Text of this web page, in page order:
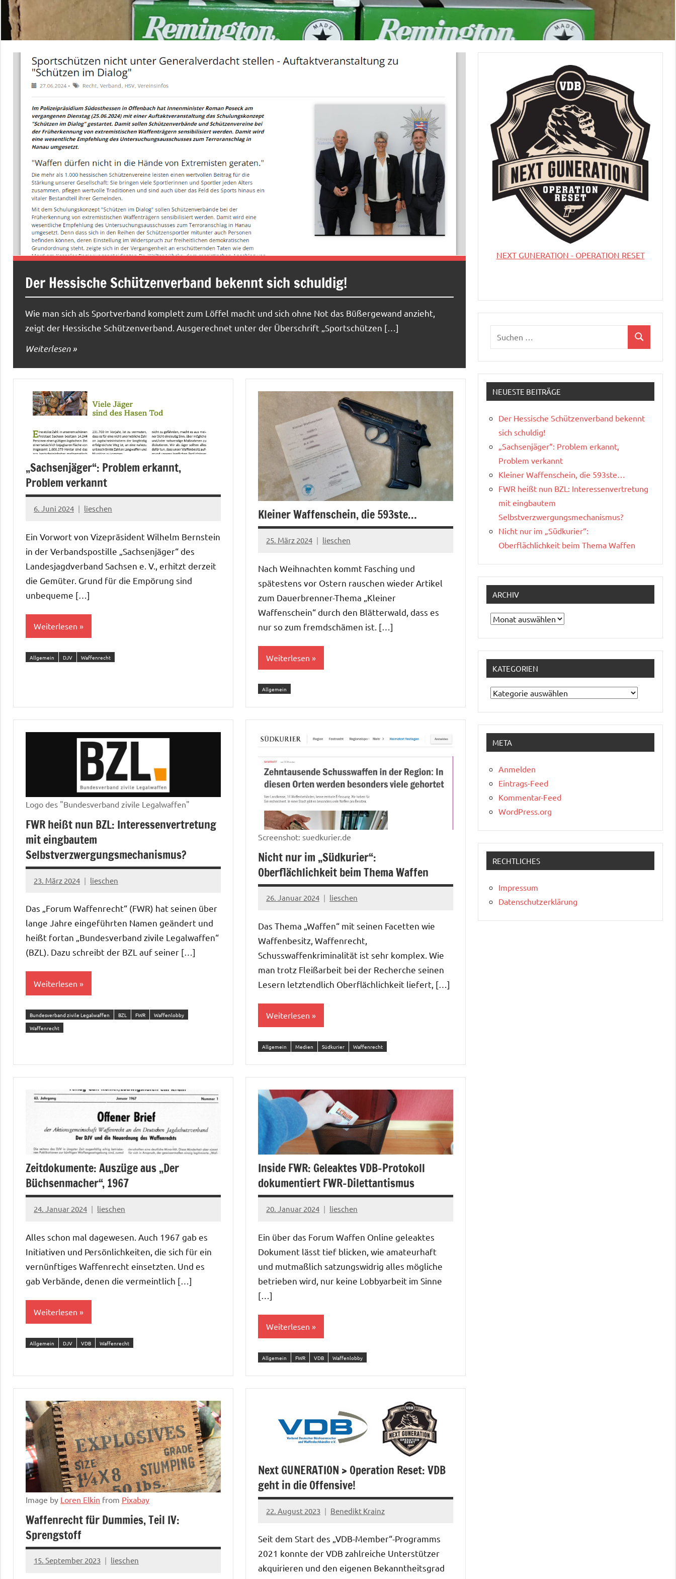
Der Hessische Schützenverband bekennt sich schuldig!
Wie man sich als Sportverband komplett zum Löffel macht und sich ohne Not das Büßergewand anzieht,
zeigt der Hessische Schützenverband. Ausgerechnet unter der Überschrift „Sportschützen […]
Weiterlesen
„Sachsenjäger“: Problem erkannt,
Problem verkannt
6. Juni 2024 lieschen
Ein Vorwort von Vizepräsident Wilhelm Bernstein
in der Verbandspostille „Sachsenjäger“ des
Landesjagdverband Sachsen e. V., erhitzt derzeit
die Gemüter. Grund für die Empörung sind
unbequeme […]
Weiterlesen
Allgemein DJV Waffenrecht
Kleiner Waffenschein, die 593ste…
25. März 2024 lieschen
Nach Weihnachten kommt Fasching und
spätestens vor Ostern rauschen wieder Artikel
zum Dauerbrenner-Thema „Kleiner
Waffenschein“ durch den Blätterwald, dass es
nur so zum fremdschämen ist. […]
Weiterlesen
Allgemein
Logo des "Bundesverband zivile Legalwaffen"
FWR heißt nun BZL: Interessenvertretung
mit eingbautem
Selbstverzwergungsmechanismus?
23. März 2024 lieschen
Das „Forum Waffenrecht“ (FWR) hat seinen über
lange Jahre eingeführten Namen geändert und
heißt fortan „Bundesverband zivile Legalwaffen“
(BZL). Dazu schreibt der BZL auf seiner […]
Weiterlesen
Bundesverband zivile Legalwaffen BZL FWR
Waffenlobby
Waffenrecht
Screenshot: suedkurier.de
Nicht nur im „Südkurier“:
Oberflächlichkeit beim Thema Waffen
26. Januar 2024 lieschen
Das Thema „Waffen“ mit seinen Facetten wie
Waffenbesitz, Waffenrecht,
Schusswaffenkriminalität ist sehr komplex. Wie
man trotz Fleißarbeit bei der Recherche seinen
Lesern letztendlich Oberflächlichkeit liefert, […]
Weiterlesen
Allgemein Medien Südkurier Waffenrecht
Zeitdokumente: Auszüge aus „Der
Büchsenmacher“, 1967
24. Januar 2024 lieschen
Alles schon mal dagewesen. Auch 1967 gab es
Initiativen und Persönlichkeiten, die sich für ein
vernünftiges Waffenrecht einsetzten. Und es
gab Verbände, denen die vermeintlich […]
Weiterlesen
Allgemein DJV VDB Waffenrecht
Inside FWR: Geleaktes VDB-Protokoll
dokumentiert FWR-Dilettantismus
20. Januar 2024 lieschen
Ein über das Forum Waffen Online geleaktes
Dokument lässt tief blicken, wie amateurhaft
und mutmaßlich satzungswidrig alles mögliche
betrieben wird, nur keine Lobbyarbeit im Sinne
[…]
Weiterlesen
Allgemein FWR VDB Waffenlobby
Image by Loren Elkin from Pixabay
Waffenrecht für Dummies, Teil IV:
Sprengstoff
15. September 2023 lieschen
Next GUNERATION > Operation Reset: VDB
geht in die Offensive!
22. August 2023 Benedikt Krainz
Seit dem Start des „VDB-Member“-Programms
2021 konnte der VDB zahlreiche Unterstützer
akquirieren und den eigenen Bekanntheitsgrad
NEXT GUNERATION - OPERATION RESET
Suchen
NEUESTE BEITRÄGE
Der Hessische Schützenverband bekennt
sich schuldig!
„Sachsenjäger“: Problem erkannt,
Problem verkannt
Kleiner Waffenschein, die 593ste…
FWR heißt nun BZL: Interessenvertretung
mit eingbautem
Selbstverzwergungsmechanismus?
Nicht nur im „Südkurier“:
Oberflächlichkeit beim Thema Waffen
ARCHIV
Archiv
KATEGORIEN
Kategorien
META
Anmelden
Eintrags-Feed
Kommentar-Feed
WordPress.org
RECHTLICHES
Impressum
Datenschutzerklärung